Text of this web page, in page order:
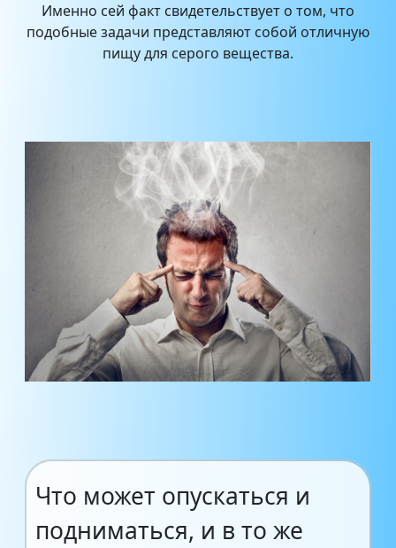
Именно сей факт свидетельствует о том, что
подобные задачи представляют собой отличную
пищу для серого вещества.
Что может опускаться и
подниматься, и в то же